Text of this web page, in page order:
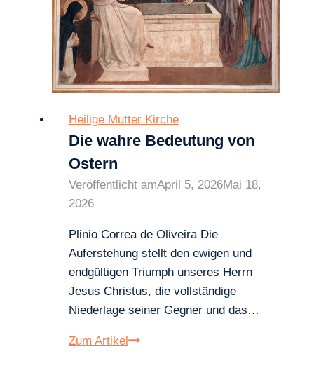
Heilige Mutter Kirche
Die wahre Bedeutung von
Ostern
Veröffentlicht amApril 5, 2026Mai 18,
2026
Plinio Correa de Oliveira Die
Auferstehung stellt den ewigen und
endgültigen Triumph unseres Herrn
Jesus Christus, die vollständige
Niederlage seiner Gegner und das…
Zum ArtikelDie